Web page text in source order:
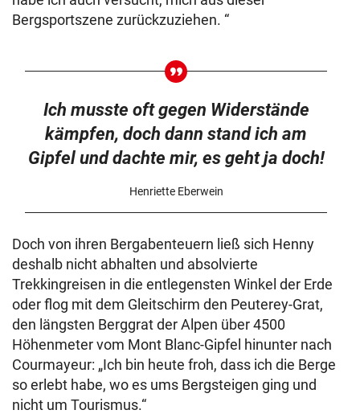
Bergsportszene zurückzuziehen. “
Ich musste oft gegen Widerstände
kämpfen, doch dann stand ich am
Gipfel und dachte mir, es geht ja doch!
Henriette Eberwein
Doch von ihren Bergabenteuern ließ sich Henny
deshalb nicht abhalten und absolvierte
Trekkingreisen in die entlegensten Winkel der Erde
oder flog mit dem Gleitschirm den Peuterey-Grat,
den längsten Berggrat der Alpen über 4500
Höhenmeter vom Mont Blanc-Gipfel hinunter nach
Courmayeur: „Ich bin heute froh, dass ich die Berge
so erlebt habe, wo es ums Bergsteigen ging und
nicht um Tourismus.“